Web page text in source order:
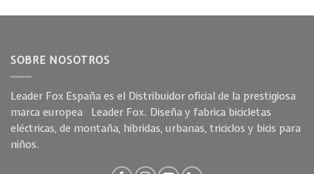
SOBRE NOSOTROS
Leader Fox España es el Distribuidor oficial de la prestigiosa
marca europea Leader Fox. Diseña y fabrica bicicletas
eléctricas, de montaña, híbridas, urbanas, triciclos y bicis para
niños.